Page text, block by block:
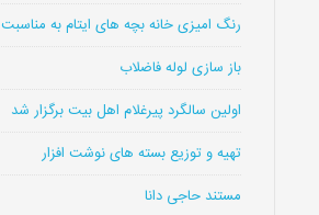
رنگ امیزی خانه بچه های ایتام به
باز سازی لوله فاضلاب
اولین سالگرد پیرغلام اهل بیت برگزار شد
تهیه و توزیع بسته های نوشت افزار
مستند حاجی دانا